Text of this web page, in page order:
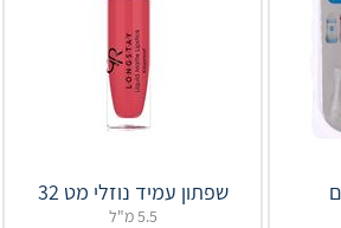
שפתון עמיד נוזלי מט 32
5.5 מ"ל